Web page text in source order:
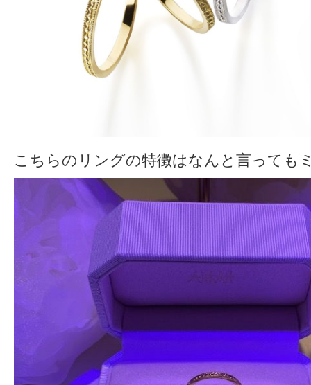
こちらのリングの特徴はなんと言っても